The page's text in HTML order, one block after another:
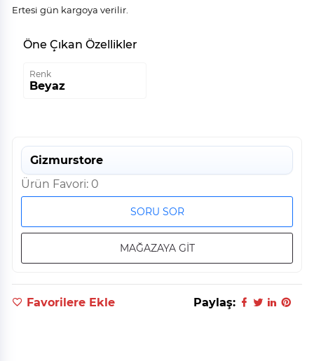
Ertesi gün kargoya verilir.
Öne Çıkan Özellikler
Renk
Beyaz
Gizmurstore
Ürün Favori: 0
SORU SOR
MAĞAZAYA GİT
Favorilere Ekle Paylaş: